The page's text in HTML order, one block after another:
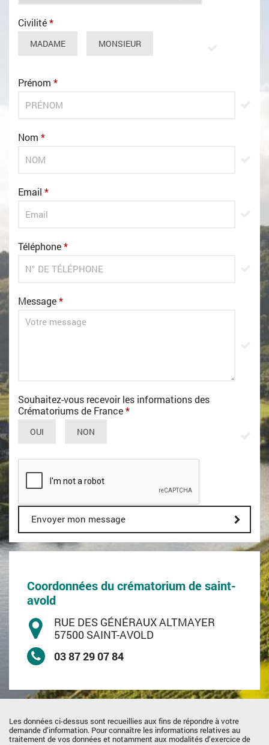
Civilité*
MADAME MONSIEUR
Prénom *
Nom *
Email *
Téléphone*
Message*
Souhaitez-vous recevoir les informations des
Crématoriums de France*
OUI NON
Envoyer mon message
Coordonnées du crématorium de saint-
avold
RUE DES GÉNÉRAUX ALTMAYER
57500 SAINT-AVOLD
03 87 29 07 84
Les données ci-dessus sont recueillies aux fins de répondre à votre
demande d’information. Pour connaître les informations relatives au
traitement de vos données et notamment aux modalités d’exercice de